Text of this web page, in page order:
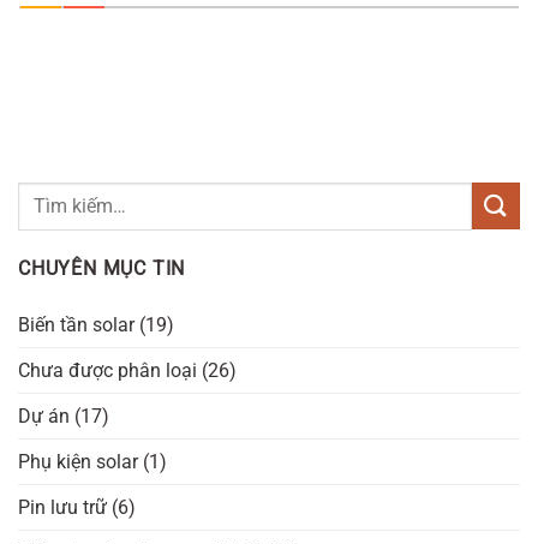
CHUYÊN MỤC TIN
Biến tần solar(19)
Chưa được phân loại (26)
Dự án (17)
Phụ kiện solar(1)
Pin lưu trữ (6)